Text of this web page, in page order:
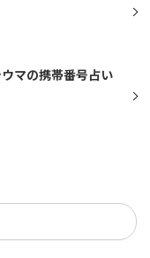
マの携帯番号占い